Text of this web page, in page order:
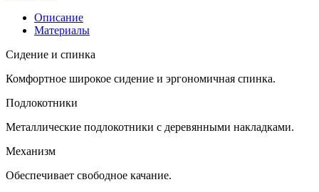
Описание
Материалы
Сидение и спинка
Комфортное широкое сидение и эргономичная спинка.
Подлокотники
Металлические подлокотники с деревянными накладками.
Механизм
Обеспечивает свободное качание.